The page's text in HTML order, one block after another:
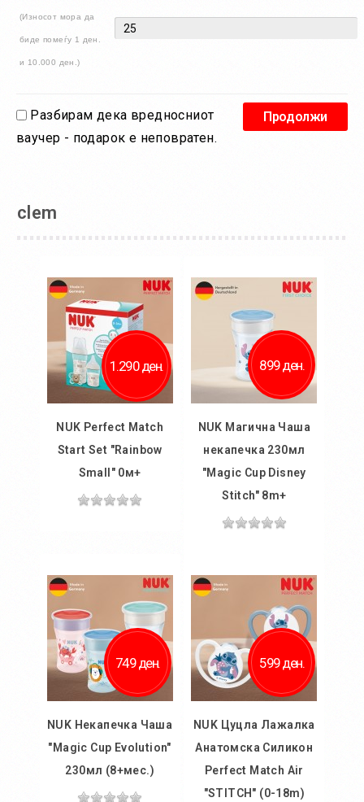
(Износот мора да
биде помеѓу 1 ден.
и 10.000 ден.)
Разбирам дека вредносниот
ваучер - подарок е неповратен.
clem
1.290 ден.
NUK Perfect Match
Start Set "Rainbow
Small" 0м+
Додај во желби
Додај за споредба
899 ден.
NUK Магична Чаша
некапечка 230мл
"Magic Cup Disney
Stitch" 8m+
кошничка
Додај во желби
Додај за споредба
749 ден.
NUK Некапечка Чаша
"Magic Cup Evolution"
230мл (8+мес.)
599 ден.
NUK Цуцла Лажалка
Анатомска Силикон
Perfect Match Air
"STITCH" (0-18m)